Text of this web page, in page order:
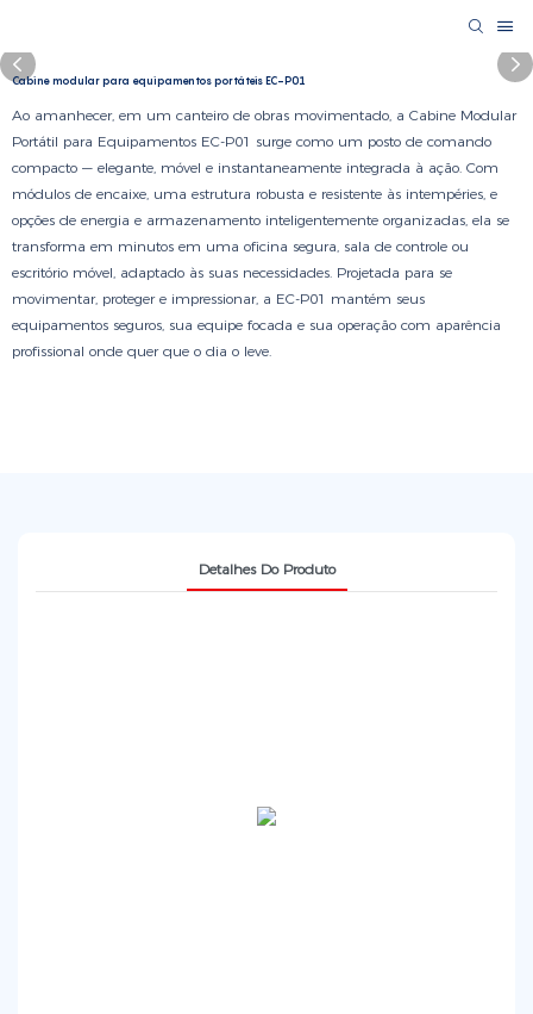
Cabine modular para equipamentos portáteis EC-P01
Ao amanhecer, em um canteiro de obras movimentado, a Cabine Modular
Portátil para Equipamentos EC-P01 surge como um posto de comando
compacto — elegante, móvel e instantaneamente integrada à ação. Com
módulos de encaixe, uma estrutura robusta e resistente às intempéries, e
opções de energia e armazenamento inteligentemente organizadas, ela se
transforma em minutos em uma oficina segura, sala de controle ou
escritório móvel, adaptado às suas necessidades. Projetada para se
movimentar, proteger e impressionar, a EC-P01 mantém seus
equipamentos seguros, sua equipe focada e sua operação com aparência
profissional onde quer que o dia o leve.
Detalhes Do Produto